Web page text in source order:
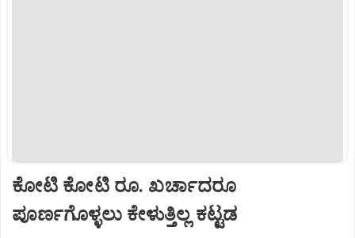
ಕೋಟಿ ಕೋಟಿ ರೂ. ಖರ್ಚಾದರೂ
ಪೂರ್ಣಗೊಳ್ಳಲು ಕೇಳುತ್ತಿಲ್ಲ ಕಟ್ಟಡ